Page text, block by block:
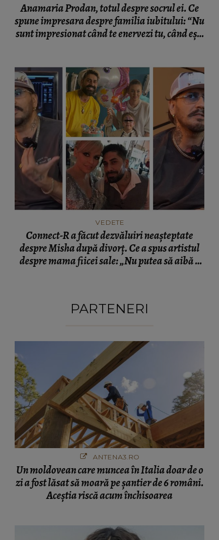
Anamaria Prodan, totul despre socrul ei. Ce
spune impresara despre familia iubitului: “Nu
sunt impresionat când te enervezi tu, când ești
VEDETE
Connect-R a făcut dezvăluiri neașteptate
despre Misha după divorț. Ce a spus artistul
despre mama fiicei sale: „Nu putea să aibă o
PARTENERI
ANTENA3.RO
Un moldovean care muncea în Italia doar de o
zi a fost lăsat să moară pe şantier de 6 români.
Aceștia riscă acum închisoarea